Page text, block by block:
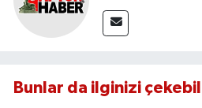
Bunlar da ilginizi